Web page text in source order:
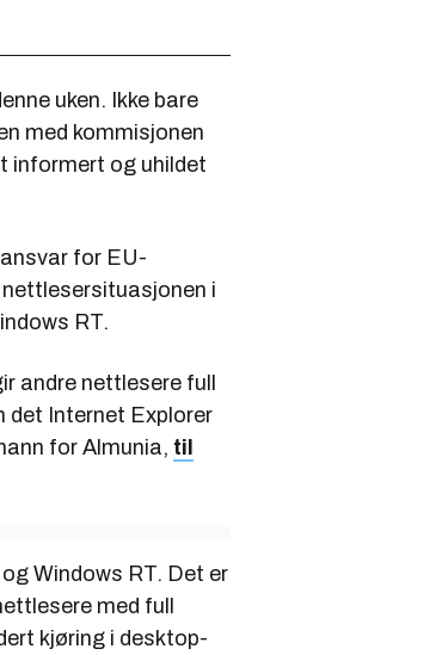
uken. Ikke bare
med kommisjonen
informert og uhildet
for EU-
i
RT.
andre nettlesere full
det Internet Explorer
for Almunia, til
Windows RT. Det er
med full
kjøring i desktop-